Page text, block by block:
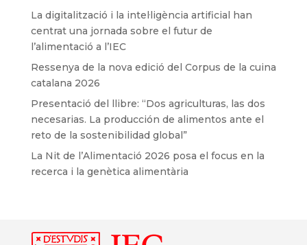
La digitalització i la intel·ligència artificial han
centrat una jornada sobre el futur de
l’alimentació a l’IEC
Ressenya de la nova edició del Corpus de la cuina
catalana 2026
Presentació del llibre: “Dos agriculturas, las dos
necesarias. La producción de alimentos ante el
reto de la sostenibilidad global”
La Nit de l’Alimentació 2026 posa el focus en la
recerca i la genètica alimentària